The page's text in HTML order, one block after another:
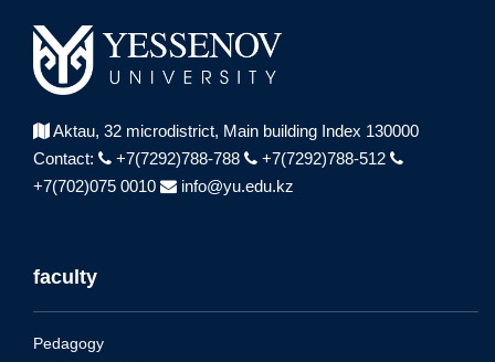
Aktau, 32 microdistrict, Main building Index 130000
Contact:
+7(7292)788-788
+7(7292)788-512
+7(702)075 0010
info@yu.edu.kz
faculty
Pedagogy